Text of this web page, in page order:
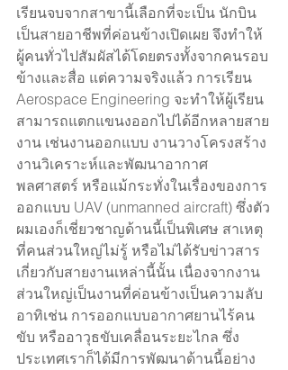
เรียนจบจากสาขานี้เลือกที่จะเป็น นักบิน
เป็นสายอาชีพที่ค่อนข้างเปิดเผย จึงทำให้
ผู้คนทั่วไปสัมผัสได้โดยตรงทั้งจากคนรอบ
ข้างและสื่อ แต่ความจริงแล้ว การเรียน
Aerospace Engineering จะทำให้ผู้เรียน
สามารถแตกแขนงออกไปได้อีกหลายสาย
งาน เช่นงานออกแบบ งานวางโครงสร้าง
งานวิเคราะห์และพัฒนาอากาศ
พลศาสตร์ หรือแม้กระทั่งในเรื่องของการ
ออกแบบ UAV (unmanned aircraft) ซึ่งตัว
ผมเองก็เชี่ยวชาญด้านนี้เป็นพิเศษ สาเหตุ
ที่คนส่วนใหญ่ไม่รู้ หรือไม่ได้รับข่าวสาร
เกี่ยวกับสายงานเหล่านี้นั้น เนื่องจากงาน
ส่วนใหญ่เป็นงานที่ค่อนข้างเป็นความลับ
อาทิเช่น การออกแบบอากาศยานไร้คน
ขับ หรืออาวุธขับเคลื่อนระยะไกล ซึ่ง
ประเทศเราก็ได้มีการพัฒนาด้านนี้อย่าง